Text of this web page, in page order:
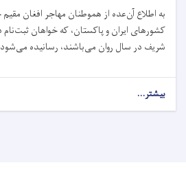
به اطلاع آن‌عده از هموطنان مهاجر افغان
کشورهای ایران و پاکستان، که خواهان
شریف در سال روان می‌باشند، رسانیده
بیشتر...